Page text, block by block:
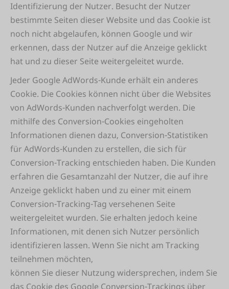
Identifizierung der Nutzer. Besucht der Nutzer
bestimmte Seiten dieser Website und das Cookie ist
noch nicht abgelaufen, können Google und wir
erkennen, dass der Nutzer auf die Anzeige geklickt
hat und zu dieser Seite weitergeleitet wurde.
Jeder Google AdWords-Kunde erhält ein anderes
Cookie. Die Cookies können nicht über die Websites
von AdWords-Kunden nachverfolgt werden. Die
mithilfe des Conversion-Cookies eingeholten
Informationen dienen dazu, Conversion-Statistiken
für AdWords-Kunden zu erstellen, die sich für
Conversion-Tracking entschieden haben. Die Kunden
erfahren die Gesamtanzahl der Nutzer, die auf ihre
Anzeige geklickt haben und zu einer mit einem
Conversion-Tracking-Tag versehenen Seite
weitergeleitet wurden. Sie erhalten jedoch keine
Informationen, mit denen sich Nutzer persönlich
identifizieren lassen. Wenn Sie nicht am Tracking
teilnehmen möchten,
können Sie dieser Nutzung widersprechen, indem Sie
das Cookie des Google Conversion-Trackings über